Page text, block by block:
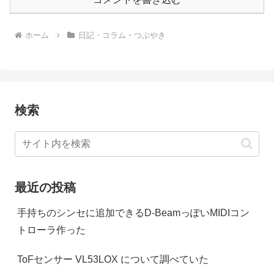
ホーム 日記・コラム・つぶやき
検索
最近の投稿
手持ちのシンセに追加できるD-BeamっぽいMIDIコン
トローラ作った
ToFセンサー VL53LOX について調べていた